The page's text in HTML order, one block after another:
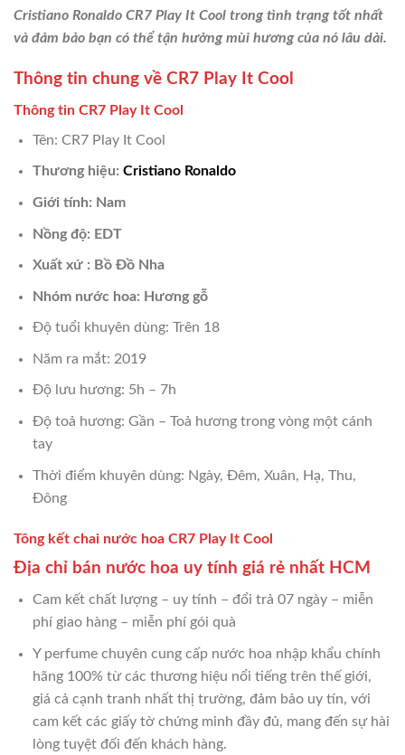
Cristiano Ronaldo CR7 Play It Cool trong tình trạng tốt nhất
và đảm bảo bạn có thể tận hưởng mùi hương của nó lâu dài.
Thông tin chung về CR7 Play It Cool
Thông tin CR7 Play It Cool
Tên: CR7 Play It Cool
Thương hiệu: Cristiano Ronaldo
Giới tính: Nam
Nồng độ: EDT
Xuất xứ : Bồ Đồ Nha
Nhóm nước hoa: Hương gỗ
Độ tuổi khuyên dùng: Trên 18
Năm ra mắt: 2019
Độ lưu hương: 5h – 7h
Độ toả hương: Gần – Toả hương trong vòng một cánh
tay
Thời điểm khuyên dùng: Ngày, Đêm, Xuân, Hạ, Thu,
Đông
Tông kết chai nước hoa CR7 Play It Cool
Địa chỉ bán nước hoa uy tính giá rẻ nhất HCM
Cam kết chất lượng – uy tính – đổi trả 07 ngày – miễn
phí giao hàng – miễn phí gói quà
Y perfume chuyên cung cấp nước hoa nhập khẩu chính
hãng 100% từ các thương hiệu nổi tiếng trên thế giới,
giá cả cạnh tranh nhất thị trường, đảm bảo uy tín, với
cam kết các giấy tờ chứng minh đầy đủ, mang đến sự hài
lòng tuyệt đối đến khách hàng.